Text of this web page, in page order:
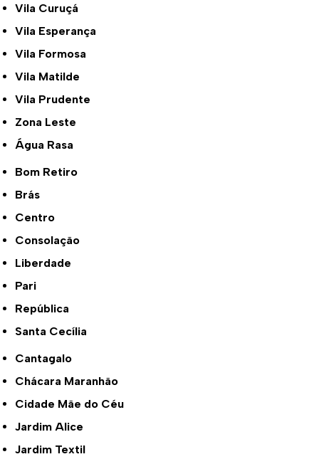
Vila Curuçá
Vila Esperança
Vila Formosa
Vila Matilde
Vila Prudente
Zona Leste
Água Rasa
Bom Retiro
Brás
Centro
Consolação
Liberdade
Pari
República
Santa Cecília
Cantagalo
Chácara Maranhão
Cidade Mãe do Céu
Jardim Alice
Jardim Textil